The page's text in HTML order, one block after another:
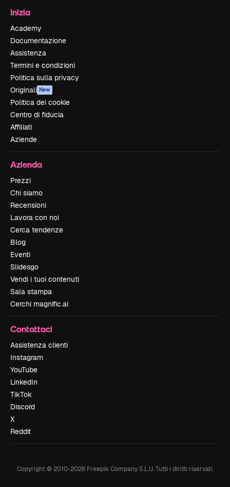
Inizia
Academy
Documentazione
Assistenza
Termini e condizioni
Politica sulla privacy
Originali New
Politica dei cookie
Centro di fiducia
Affiliati
Aziende
Azienda
Prezzi
Chi siamo
Recensioni
Lavora con noi
Cerca tendenze
Blog
Eventi
Slidesgo
Vendi i tuoi contenuti
Sala stampa
Cerchi magnific.ai
Contattaci
Assistenza clienti
Instagram
YouTube
LinkedIn
TikTok
Discord
X
Reddit
Copyright © 2010-2026Freepik Company S.L.U. Tutti i diritti riservati.